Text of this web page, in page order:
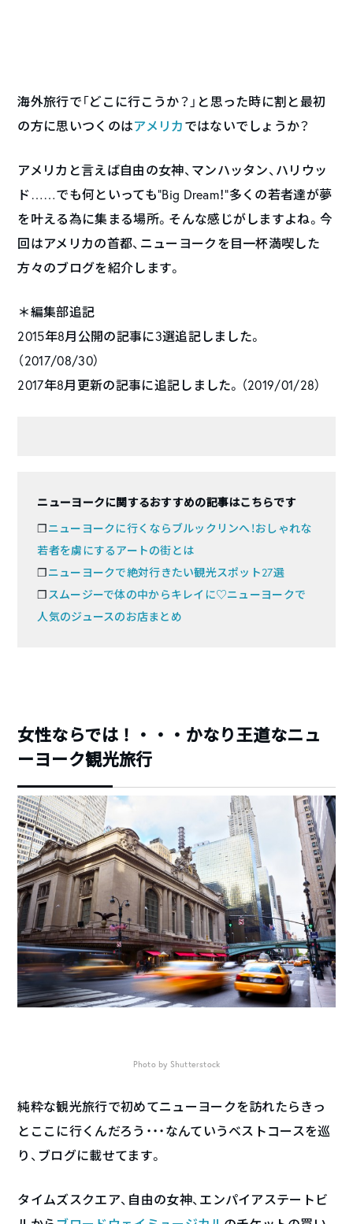
海外旅行で「どこに行こうか？」と思った時に割と最初
の方に思いつくのはアメリカではないでしょうか？
アメリカと言えば自由の女神、マンハッタン、ハリウッ
ド……でも何といっても”Big Dream！”多くの若者達が夢
を叶える為に集まる場所。そんな感じがしますよね。今
回はアメリカの首都、ニューヨークを目一杯満喫した
方々のブログを紹介します。
＊編集部追記
2015年8月公開の記事に3選追記しました。
（2017/08/30）
2017年8月更新の記事に追記しました。（2019/01/28）
ニューヨークに関するおすすめの記事はこちらです
❐ニューヨークに行くならブルックリンへ！おしゃれな
若者を虜にするアートの街とは
❐ニューヨークで絶対行きたい観光スポット27選
❐スムージーで体の中からキレイに♡ニューヨークで
人気のジュースのお店まとめ
女性ならでは！・・・かなり王道なニュ
ーヨーク観光旅行
Photo by Shutterstock
純粋な観光旅行で初めてニューヨークを訪れたらきっ
とここに行くんだろう・・・なんていうベストコースを巡
り、ブログに載せてます。
タイムズスクエア、自由の女神、エンパイアステートビ